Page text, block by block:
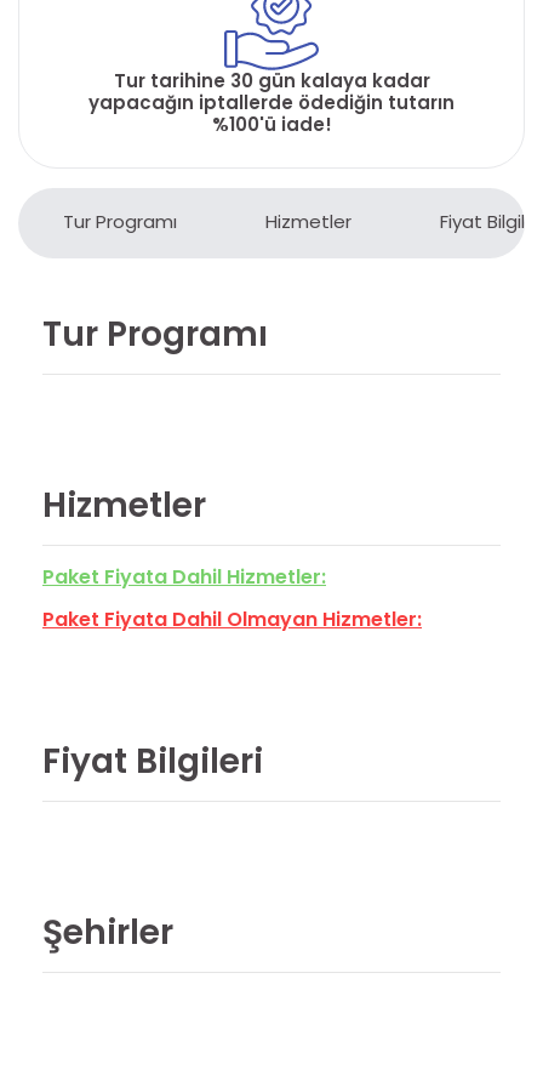
Tur tarihine 30 gün kalaya kadar
yapacağın iptallerde ödediğin tutarın
%100'ü iade!
Tur Programı Hizmetler Fiyat
Tur Programı
Hizmetler
Paket Fiyata Dahil Hizmetler:
Paket Fiyata Dahil Olmayan Hizmetler:
Fiyat Bilgileri
Şehirler